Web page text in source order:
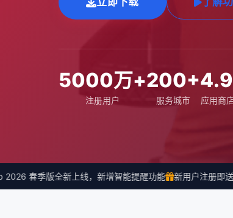
5000万+
注册用户
200+
服务城市 应用商
春季版全新上线，新增智能提醒功能 新用户注册即送